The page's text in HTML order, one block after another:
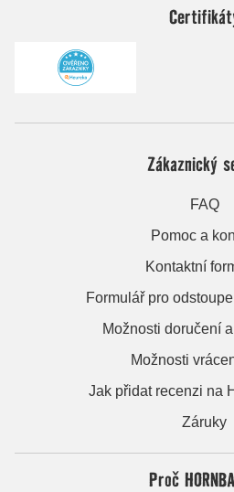
Zákaznický
FAQ
Pomoc a
Kontaktní
Formulář pro
Možnosti doručení
Možnosti
Jak přidat recenzi na
Záruky
Proč